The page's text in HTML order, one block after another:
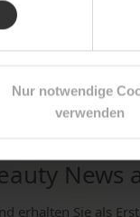
Nur notwendige
verwenden
News
erhalten Sie als